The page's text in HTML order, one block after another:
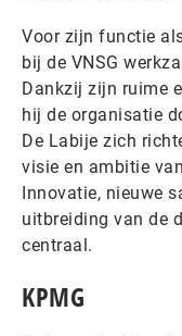
Voor zijn functie
bij de VNSG
Dankzij zijn ruime
hij de organisatie
De Labije zich
visie en ambitie
Innovatie, nieuwe
uitbreiding van de
centraal.
KPMG